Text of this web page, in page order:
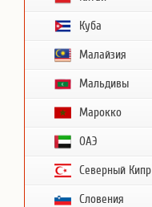
Куба
Малайзия
Мальдивы
Марокко
ОАЭ
Северный Кипр
Словения